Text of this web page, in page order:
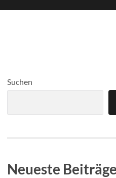
Suchen
Neueste Beiträge